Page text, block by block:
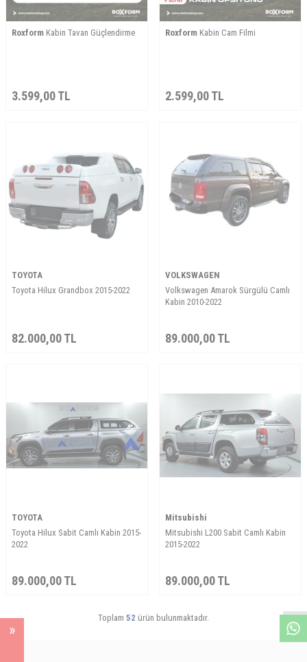
Roxform Kabin Tavan Güçlendirme
3.599,00TL
Roxform Kabin Cam Filmi
2.599,00TL
TOYOTA
Toyota Hilux Grandbox 2015-2022
82.000,00TL
VOLKSWAGEN
Volkswagen Amarok Sürgülü Camlı
Kabin 2010-2022
89.000,00TL
TOYOTA
Toyota Hilux Sabit Camlı Kabin 2015-
2022
89.000,00TL
Mitsubishi
Mitsubishi L200 Sabit Camlı Kabin
2015-2022
89.000,00TL
Toplam 52 ürün bulunmaktadır.